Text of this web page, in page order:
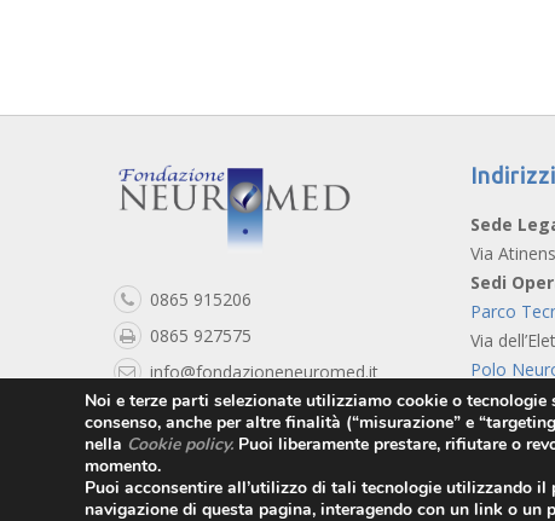
0865 915206
0865 927575
info@fondazioneneuromed.it
See Map
Indirizzi
Sede
Via
Sedi
Parco
Via
Polo
Viale T.
Copyright © 2019
Noi e terze parti selezionate utilizziamo cookie o
consenso, anche per altre finalità (“misurazione” e
nella Cookie policy. Puoi liberamente prestare, rifiutare o
momento.
Puoi acconsentire all’utilizzo di tali tecnologie utilizzando il
navigazione di questa pagina, interagendo con un link o